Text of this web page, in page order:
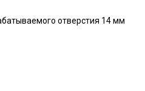
отверстия 14 мм